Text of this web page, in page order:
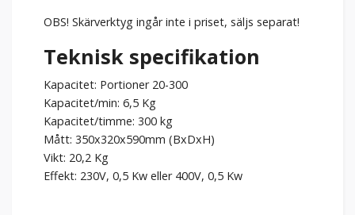
OBS! Skärverktyg ingår inte i priset, säljs separat!
Teknisk specifikation
Kapacitet: Portioner 20-300
Kapacitet/min: 6,5 Kg
Kapacitet/timme: 300 kg
Mått: 350x320x590mm (BxDxH)
Vikt: 20,2 Kg
Effekt: 230V, 0,5 Kw eller 400V, 0,5 Kw